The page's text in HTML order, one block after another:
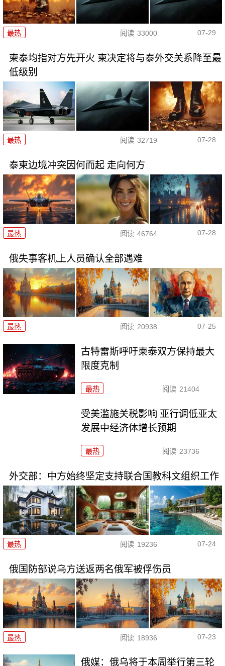
最热 阅读 33000 07-29
柬泰均指对方先开火 柬决定将与泰外交关系降至最
低级别
最热 阅读 32719 07-28
泰柬边境冲突因何而起 走向何方
最热 阅读 46764 07-28
俄失事客机上人员确认全部遇难
最热 阅读 20938 07-25
古特雷斯呼吁柬泰双方保持最大
限度克制
最热 阅读 21404
受美滥施关税影响 亚行调低亚太
发展中经济体增长预期
最热 阅读 23736
外交部：中方始终坚定支持联合国教科文组织工作
最热 阅读 19236 07-24
俄国防部说乌方送返两名俄军被俘伤员
最热 阅读 18936 07-23
俄媒：俄乌将于本周举行第三轮